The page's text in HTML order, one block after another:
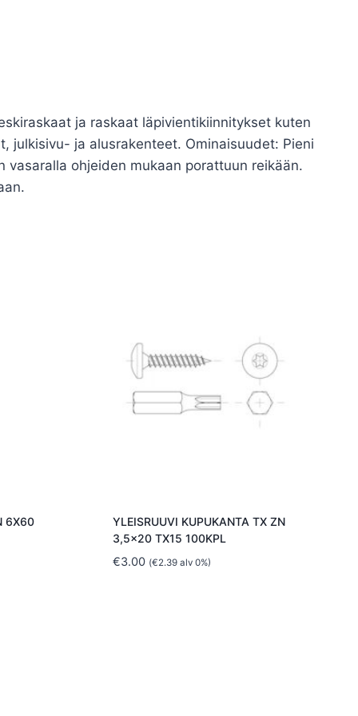
ja raskaat läpivientikiinnitykset kuten
julkisivu- ja alusrakenteet. Ominaisuudet: Pieni
ohjeiden mukaan porattuun reikään.
6X60
YLEISRUUVI KUPUKANTA TX ZN
3,5×20 TX15 100KPL
€3.00 (€2.39 alv 0%)